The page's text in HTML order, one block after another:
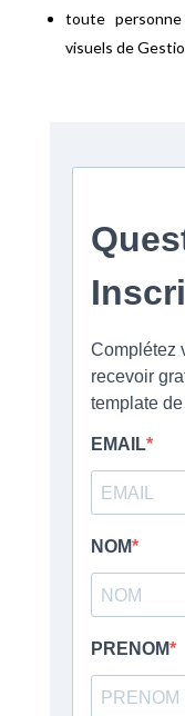
toute
visuels de